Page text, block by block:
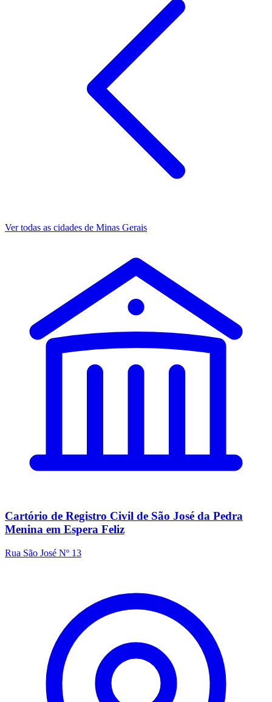
Ver todas as cidades de Minas Gerais
Cartório de Registro Civil de São José da Pedra
Menina em Espera Feliz
Rua São José Nº 13